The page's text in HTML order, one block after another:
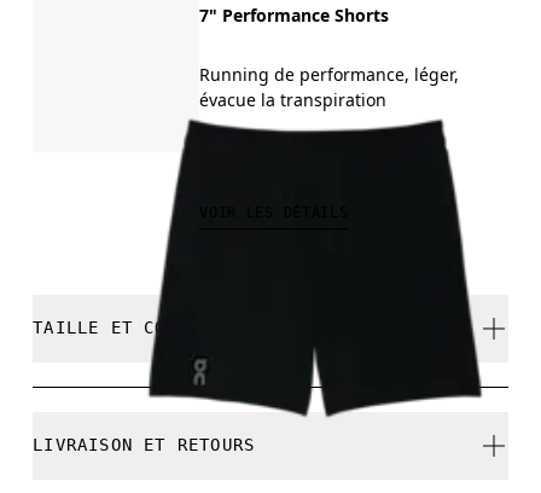
7" Performance Shorts
Running de performance, léger,
évacue la transpiration
TAILLE ET COUPE
Ample. Correspond à la taille réelle.
LIVRAISON ET RETOURS